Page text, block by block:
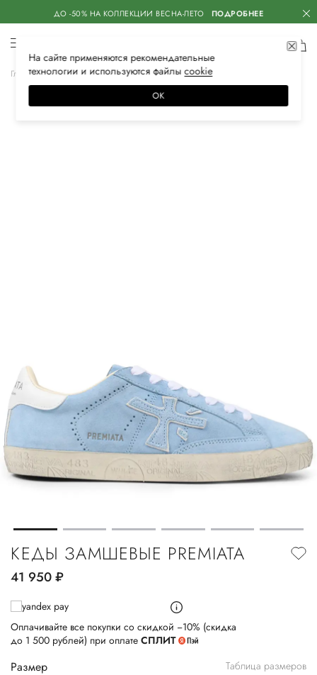
ДО -50% НА КОЛЛЕКЦИИ ВЕСНА-ЛЕТО ПОДРОБНЕЕ
Главная Женская Обувь Кеды
КЕДЫ ЗАМШЕВЫЕ PREMIATA
41 950руб.
Оплачивайте все покупки со скидкой −10% (скидка
до 1 500 рублей) при оплате СПЛИТ
Размер Таблица размеров
На сайте применяются рекомендательные
технологии и используются файлысооkiе
ОК